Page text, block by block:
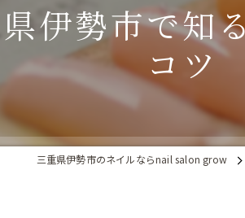
伊勢市で知
コツ
三重県伊勢市のネイルならnail salon grow